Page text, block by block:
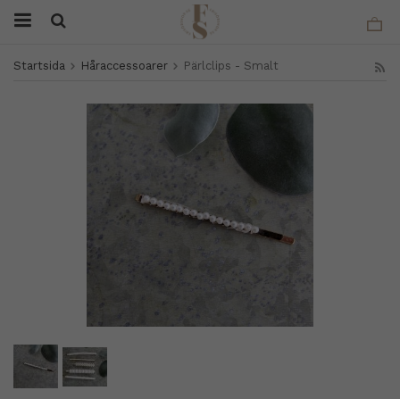
Startsida Håraccessoarer Pärlclips - Smalt